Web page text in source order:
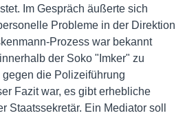
Im Gespräch äußerte sich
Probleme in der Direktion
Prozess war bekannt
der Soko "Imker" zu
gegen die Polizeiführung
Fazit war, es gibt erhebliche
Staatssekretär. Ein Mediator soll